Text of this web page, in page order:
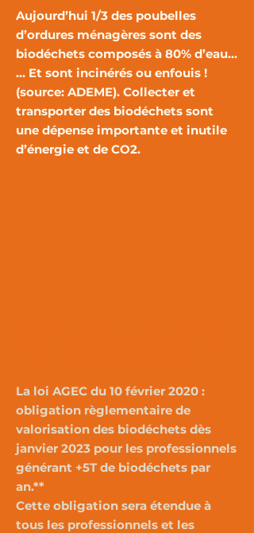
Aujourd’hui 1/3 des poubelles
d’ordures ménagères sont des
biodéchets composés à 80% d’eau…
… Et sont incinérés ou enfouis !
(source: ADEME). Collecter et
transporter des biodéchets sont
une dépense importante et inutile
d’énergie et de CO2.
La loi AGEC du 10 février 2020 :
obligation règlementaire de
valorisation des biodéchets dès
janvier 2023 pour les professionnels
générant +5T de biodéchets par
an.**
Cette obligation sera étendue à
tous les professionnels et les